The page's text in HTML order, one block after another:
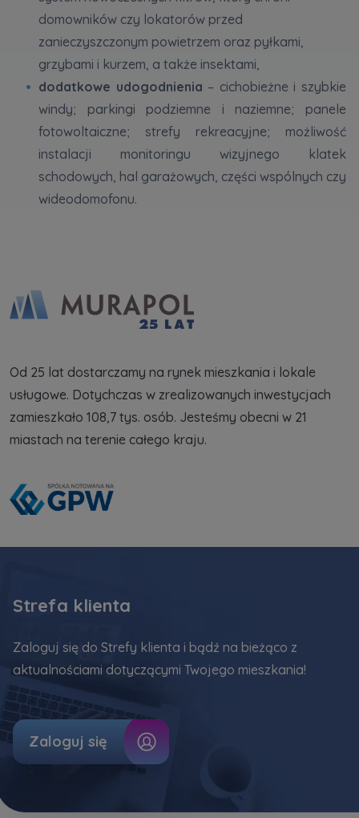
domowników czy lokatorów przed
zanieczyszczonym powietrzem oraz pyłkami,
grzybami i kurzem, a także insektami,
dodatkowe udogodnienia – cichobieżne i szybkie
windy; parkingi podziemne i naziemne; panele
fotowoltaiczne; strefy rekreacyjne; możliwość
instalacji monitoringu wizyjnego klatek
schodowych, hal garażowych, części wspólnych czy
wideodomofonu.
Od 25 lat dostarczamy na rynek mieszkania i lokale
usługowe. Dotychczas w zrealizowanych inwestycjach
zamieszkało 108,7 tys. osób. Jesteśmy obecni w 21
miastach na terenie całego kraju.
Strefa klienta
Zaloguj się do Strefy klienta i bądź na bieżąco z
aktualnościami dotyczącymi Twojego mieszkania!
Zaloguj się